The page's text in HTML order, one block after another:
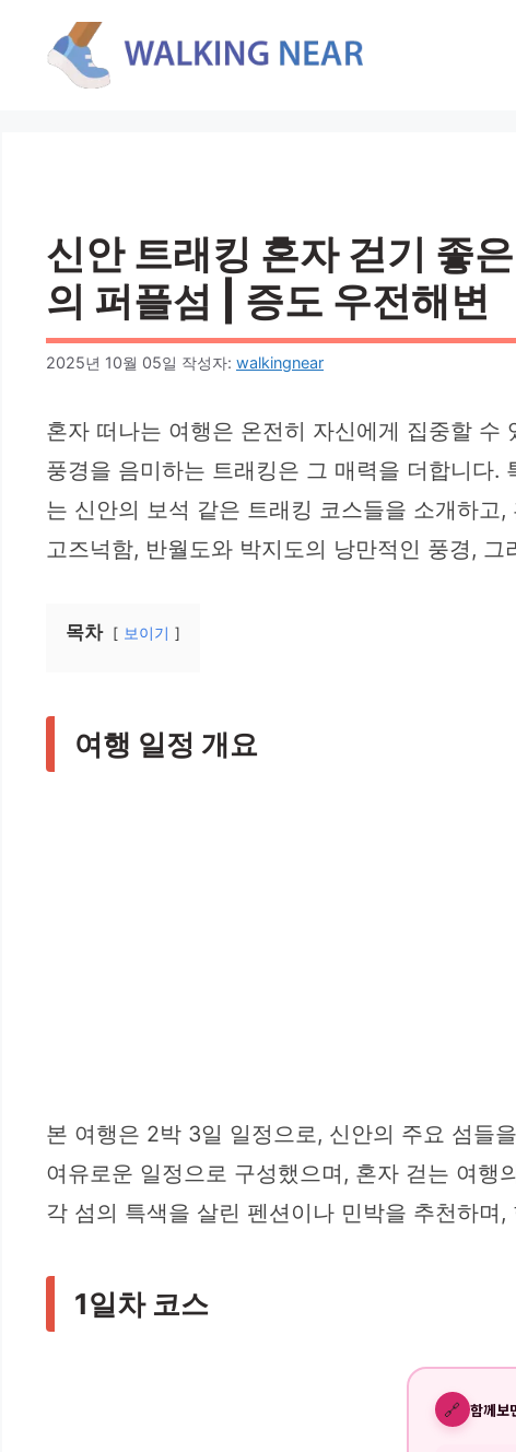
신안 트래킹 혼자 걷기 좋
의 퍼플섬 | 증도 우전해변
2025년 10월 05일 작성자: walkingnear
혼자 떠나는 여행은 온전히 자신에게 집중할
풍경을 음미하는 트래킹은 그 매력을 더합니다.
는 신안의 보석 같은 트래킹 코스들을 소개하고
고즈넉함, 반월도와 박지도의 낭만적인 풍경,
목차 보이기
여행 일정 개요
본 여행은 2박 3일 일정으로, 신안의 주요 섬들
여유로운 일정으로 구성했으며, 혼자 걷는 여행
각 섬의 특색을 살린 펜션이나 민박을 추천하
1일차 코스
🔗 함께보